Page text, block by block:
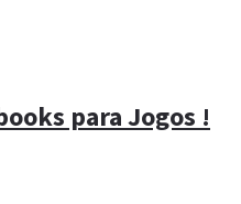
para Jogos !